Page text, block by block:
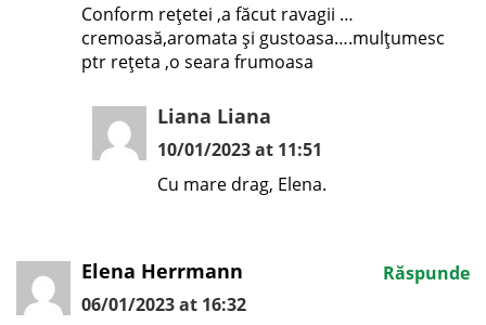
Conform rețetei ,a făcut ravagii …
cremoasă,aromata și gustoasa….mulțumesc
ptr rețeta ,o seara frumoasa
Liana Liana
10/01/2023 at 11:51
Cu mare drag, Elena.
Elena Herrmann
06/01/2023 at 16:32
Răspunde